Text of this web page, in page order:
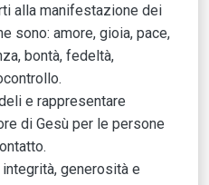
alla manifestazione dei
sono: amore, gioia, pace,
bontà, fedeltà,
e rappresentare
di Gesù per le persone
generosità e